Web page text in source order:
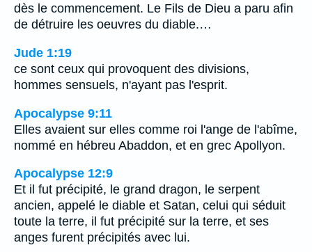
dès le commencement. Le Fils de Dieu a paru afin
de détruire les oeuvres du diable.…
Jude 1:19
ce sont ceux qui provoquent des divisions,
hommes sensuels, n'ayant pas l'esprit.
Apocalypse 9:11
Elles avaient sur elles comme roi l'ange de l'abîme,
nommé en hébreu Abaddon, et en grec Apollyon.
Apocalypse 12:9
Et il fut précipité, le grand dragon, le serpent
ancien, appelé le diable et Satan, celui qui séduit
toute la terre, il fut précipité sur la terre, et ses
anges furent précipités avec lui.